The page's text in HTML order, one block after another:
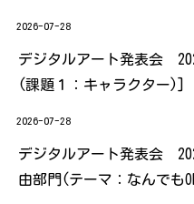
2026-07-28
デジタルアート発表会
(課題１：キャラクター)]
2026-07-28
デジタルアート発表会
由部門(テーマ：なんでも